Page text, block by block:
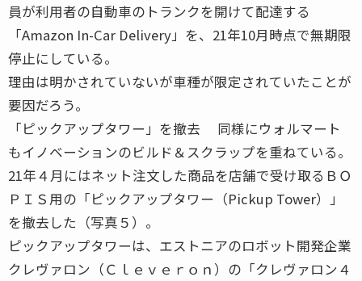
員が利用者の自動車のトランクを開けて配達する
「Amazon In-Car Delivery」を、21年10月時点で無期限
停止にしている。
理由は明かされていないが車種が限定されていたことが
要因だろう。
「ピックアップタワー」を撤去 同様にウォルマート
もイノベーションのビルド＆スクラップを重ねている。
21年４月にはネット注文した商品を店舗で受け取るＢＯ
ＰＩＳ用の「ピックアップタワー（Pickup Tower）」
を撤去した（写真５）。
ピックアップタワーは、エストニアのロボット開発企業
クレヴァロン（Ｃｌｅｖｅｒｏｎ）の「クレヴァロン４